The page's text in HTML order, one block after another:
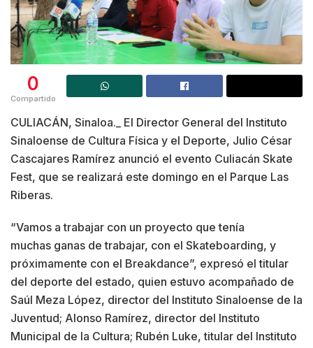
0
Compartido
CULIACÁN, Sinaloa._ El Director General del Instituto
Sinaloense de Cultura Física y el Deporte, Julio César
Cascajares Ramírez anunció el evento Culiacán Skate
Fest, que se realizará este domingo en el Parque Las
Riberas.
“Vamos a trabajar con un proyecto que tenía
muchas ganas de trabajar, con el Skateboarding, y
próximamente con el Breakdance”, expresó el titular
del deporte del estado, quien estuvo acompañado de
Saúl Meza López, director del Instituto Sinaloense de la
Juventud; Alonso Ramírez, director del Instituto
Municipal de la Cultura; Rubén Luke, titular del Instituto